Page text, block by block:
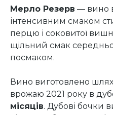
Мерло Резерв — вино
інтенсивним смаком
перцю і соковитої
щільний смак
посмаком.
Вино виготовлено
врожаю 2021 року в
місяців. Дубові бочки